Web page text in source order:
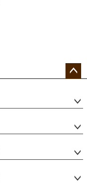
ップ